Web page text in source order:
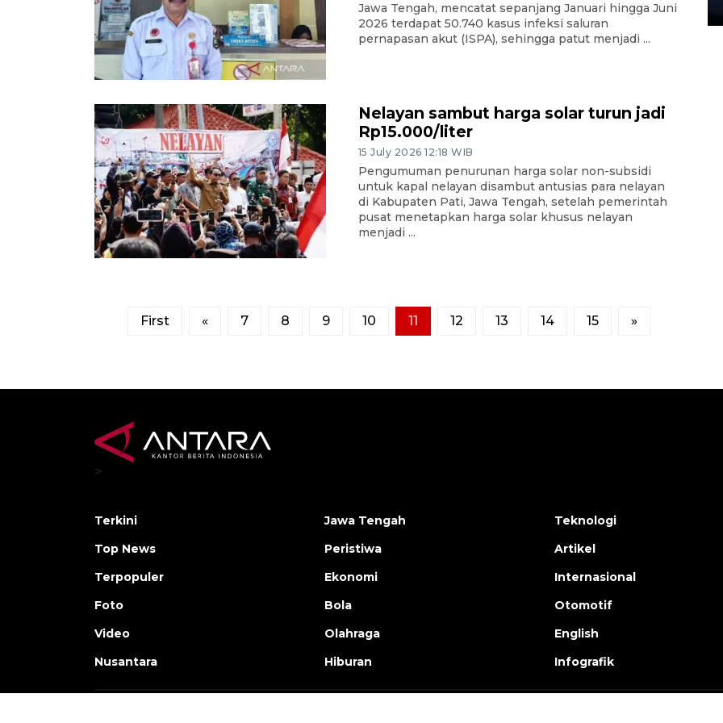
Jawa Tengah, mencatat sepanjang Januari hingga Juni
2026 terdapat 50.740 kasus infeksi saluran
pernapasan akut (ISPA), sehingga patut menjadi ...
Nelayan sambut harga solar turun jadi
Rp15.000/liter
15 July 2026 12:18 WIB
Pengumuman penurunan harga solar non-subsidi
untuk kapal nelayan disambut antusias para nelayan
di Kabupaten Pati, Jawa Tengah, setelah pemerintah
pusat menetapkan harga solar khusus nelayan
menjadi ...
First « 7 8 9 10 11 12 13 14 15 »
27 July 2026 20:07 WIB
>
Terkini
Top News
Terpopuler
Foto
Video
Nusantara
Jawa Tengah
Peristiwa
Ekonomi
Bola
Olahraga
Hiburan
Teknologi
Artikel
Internasional
Otomotif
English
Infografik